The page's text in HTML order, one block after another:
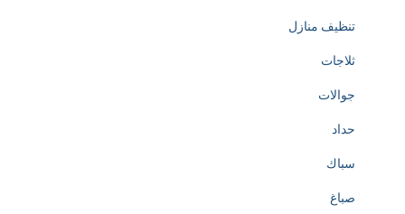
تنظيف منازل
ثلاجات
جوالات
حداد
سباك
صباغ